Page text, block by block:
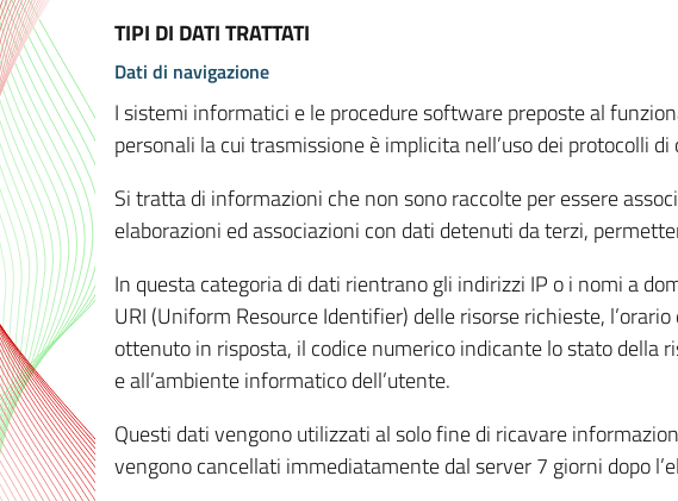
TIPI DI DATI TRATTATI
Dati di navigazione
I sistemi informatici e le procedure software preposte al
personali la cui trasmissione è implicita nell’uso dei protocolli
Si tratta di informazioni che non sono raccolte per essere
elaborazioni ed associazioni con dati detenuti da terzi,
In questa categoria di dati rientrano gli indirizzi IP o i nomi a
URI (Uniform Resource Identifier) delle risorse richieste,
ottenuto in risposta, il codice numerico indicante lo stato della
e all’ambiente informatico dell’utente.
Questi dati vengono utilizzati al solo fine di ricavare
vengono cancellati immediatamente dal server 7 giorni dopo